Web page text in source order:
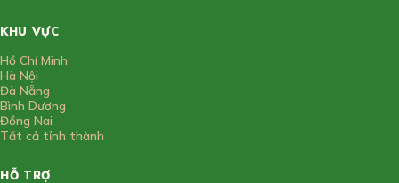
KHU VỰC
Hồ Chí Minh
Hà Nội
Đà Nẵng
Bình Dương
Đồng Nai
Tất cả tỉnh thành
HỖ TRỢ